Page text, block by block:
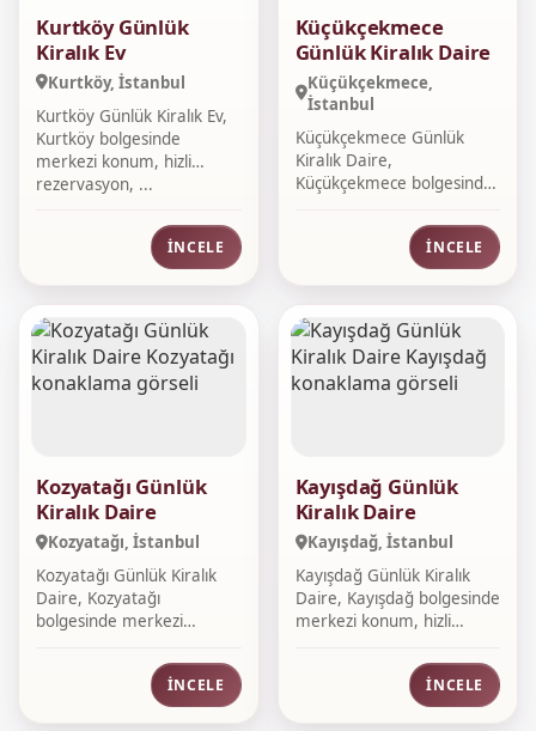
Kurtköy Günlük
Kiralık Ev
Kurtköy, İstanbul
Kurtköy Günlük Kiralık Ev,
Kurtköy bolgesinde
merkezi konum, hizli
rezervasyon, ...
İNCELE
Küçükçekmece
Günlük Kiralık Daire
Küçükçekmece,
İstanbul
Küçükçekmece Günlük
Kiralık Daire,
Küçükçekmece bolgesinde
İNCELE
Kozyatağı Günlük
Kiralık Daire
Kozyatağı, İstanbul
Kozyatağı Günlük Kiralık
Daire, Kozyatağı
bolgesinde merkezi
İNCELE
Kayışdağ Günlük
Kiralık Daire
Kayışdağ, İstanbul
Kayışdağ Günlük Kiralık
Daire, Kayışdağ bolgesinde
merkezi konum, hizli
İNCELE